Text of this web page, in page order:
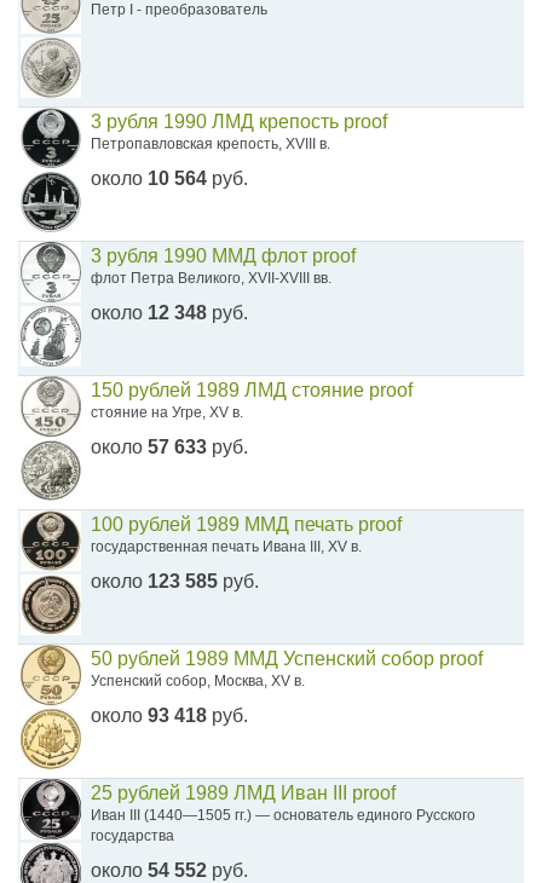
Петр I - преобразователь
3 рубля 1990 ЛМД крепость proof
Петропавловская крепость, XVIII в.
около 10 564 руб.
3 рубля 1990 ММД флот proof
флот Петра Великого, XVII-XVIII вв.
около 12 348 руб.
150 рублей 1989 ЛМД стояние proof
стояние на Угре, XV в.
около 57 633 руб.
100 рублей 1989 ММД печать proof
государственная печать Ивана III, XV в.
около 123 585 руб.
50 рублей 1989 ММД Успенский собор proof
Успенский собор, Москва, XV в.
около 93 418 руб.
25 рублей 1989 ЛМД Иван III proof
Иван III (1440—1505 гг.) — основатель единого Русского
государства
около 54 552 руб.